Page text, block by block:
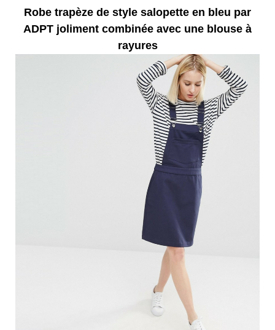
Robe trapèze de style salopette en bleu par
ADPT joliment combinée avec une blouse à
rayures